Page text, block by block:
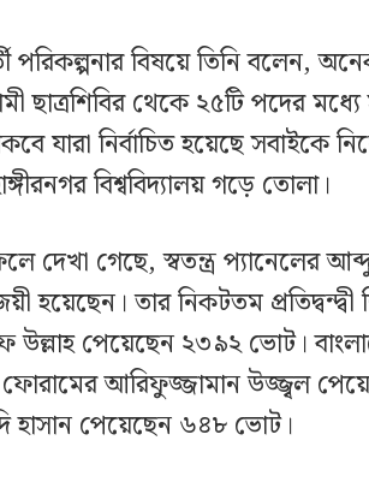
পরিকল্পনার বিষয়ে তিনি বলেন,
ছাত্রশিবির থেকে ২৫টি পদের
যারা নির্বাচিত হয়েছে সবাইকে
বিশ্ববিদ্যালয় গড়ে তোলা।
দেখা গেছে, স্বতন্ত্র প্যানেলের
হয়েছেন। তার নিকটতম প্রতিদ্বন্দ্বী
পেয়েছেন ২৩৯২ ভোট।
ফোরামের আরিফুজ্জামান উজ্জ্বল
হাসান পেয়েছেন ৬৪৮ ভোট।